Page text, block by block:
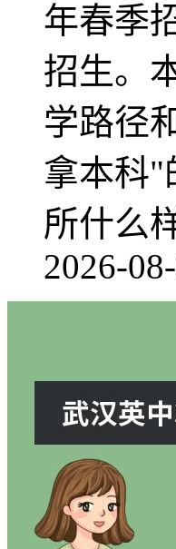
年春季
招生。
学路径
拿本科"
所什么
2026-